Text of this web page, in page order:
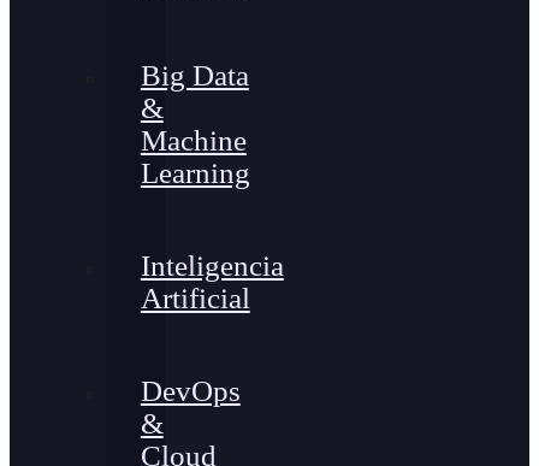
Big Data
&
Machine
Learning
Inteligencia
Artificial
DevOps
&
Cloud